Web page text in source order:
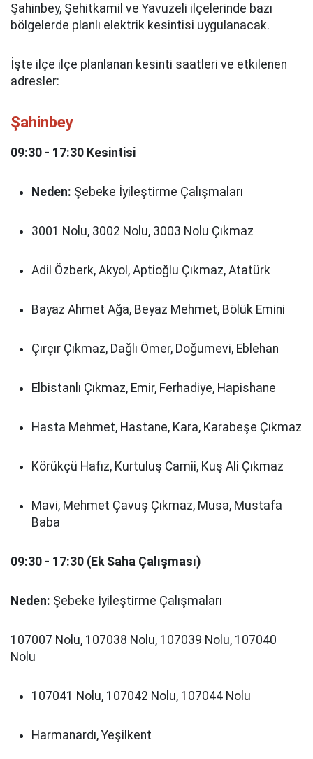
Şahinbey, Şehitkamil ve Yavuzeli ilçelerinde bazı
bölgelerde planlı elektrik kesintisi uygulanacak.
İşte ilçe ilçe planlanan kesinti saatleri ve etkilenen
adresler:
Şahinbey
09:30 - 17:30 Kesintisi
Neden: Şebeke İyileştirme Çalışmaları
3001 Nolu, 3002 Nolu, 3003 Nolu Çıkmaz
Adil Özberk, Akyol, Aptioğlu Çıkmaz, Atatürk
Bayaz Ahmet Ağa, Beyaz Mehmet, Bölük Emini
Çırçır Çıkmaz, Dağlı Ömer, Doğumevi, Eblehan
Elbistanlı Çıkmaz, Emir, Ferhadiye, Hapishane
Hasta Mehmet, Hastane, Kara, Karabeşe Çıkmaz
Körükçü Hafız, Kurtuluş Camii, Kuş Ali Çıkmaz
Mavi, Mehmet Çavuş Çıkmaz, Musa, Mustafa
Baba
09:30 - 17:30 (Ek Saha Çalışması)
Neden: Şebeke İyileştirme Çalışmaları
107007 Nolu, 107038 Nolu, 107039 Nolu, 107040
Nolu
107041 Nolu, 107042 Nolu, 107044 Nolu
Harmanardı, Yeşilkent